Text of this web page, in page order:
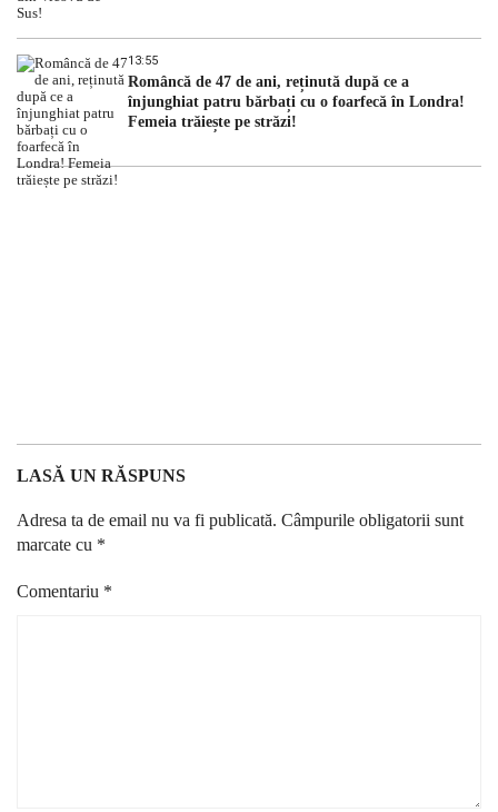
13:55
Româncă de 47 de ani, reținută după ce a
înjunghiat patru bărbați cu o foarfecă în Londra!
Femeia trăiește pe străzi!
LASĂ UN RĂSPUNS
Adresa ta de email nu va fi publicată. Câmpurile obligatorii sunt
marcate cu *
Comentariu *